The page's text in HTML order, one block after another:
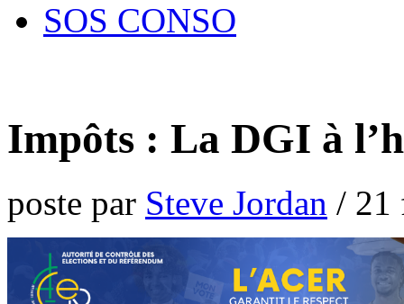
SOS CONSO
Impôts : La DGI à
poste par Steve Jordan / 21